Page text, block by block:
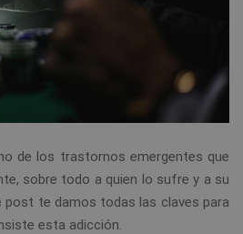
de los trastornos emergentes que
sobre todo a quien lo sufre y a su
post te damos todas las claves para
esta adicción.